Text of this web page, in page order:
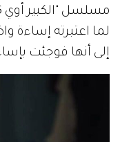
لما اعتبرته
إلى أنها فوجئت